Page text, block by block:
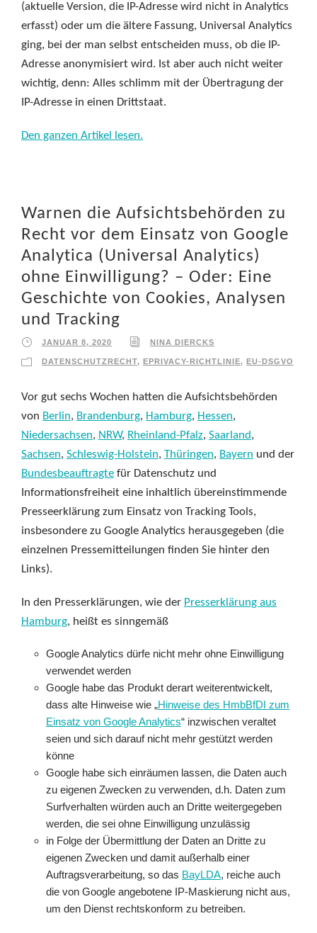
(aktuelle Version, die IP-Adresse wird nicht in Analytics
erfasst) oder um die ältere Fassung, Universal Analytics
ging, bei der man selbst entscheiden muss, ob die IP-
Adresse anonymisiert wird. Ist aber auch nicht weiter
wichtig, denn: Alles schlimm mit der Übertragung der
IP-Adresse in einen Drittstaat.
Den ganzen Artikel lesen.
Warnen die Aufsichtsbehörden zu
Recht vor dem Einsatz von Google
Analytica (Universal Analytics)
ohne Einwilligung? – Oder: Eine
Geschichte von Cookies, Analysen
und Tracking
JANUAR 8, 2020 NINA DIERCKS
DATENSCHUTZRECHT, EPRIVACY-RICHTLINIE, EU-DSGVO
Vor gut sechs Wochen hatten die Aufsichtsbehörden
von Berlin, Brandenburg, Hamburg, Hessen,
Niedersachsen, NRW, Rheinland-Pfalz, Saarland,
Sachsen, Schleswig-Holstein, Thüringen, Bayern und der
Bundesbeauftragte für Datenschutz und
Informationsfreiheit eine inhaltlich übereinstimmende
Presseerklärung zum Einsatz von Tracking Tools,
insbesondere zu Google Analytics herausgegeben (die
einzelnen Pressemitteilungen finden Sie hinter den
Links).
In den Presserklärungen, wie der Presserklärung aus
Hamburg, heißt es sinngemäß
Google Analytics dürfe nicht mehr ohne Einwilligung
verwendet werden
Google habe das Produkt derart weiterentwickelt,
dass alte Hinweise wie „Hinweise des HmbBfDI zum
Einsatz von Google Analytics“ inzwischen veraltet
seien und sich darauf nicht mehr gestützt werden
könne
Google habe sich einräumen lassen, die Daten auch
zu eigenen Zwecken zu verwenden, d.h. Daten zum
Surfverhalten würden auch an Dritte weitergegeben
werden, die sei ohne Einwilligung unzulässig
in Folge der Übermittlung der Daten an Dritte zu
eigenen Zwecken und damit außerhalb einer
Auftragsverarbeitung, so das BayLDA, reiche auch
die von Google angebotene IP-Maskierung nicht aus,
um den Dienst rechtskonform zu betreiben.